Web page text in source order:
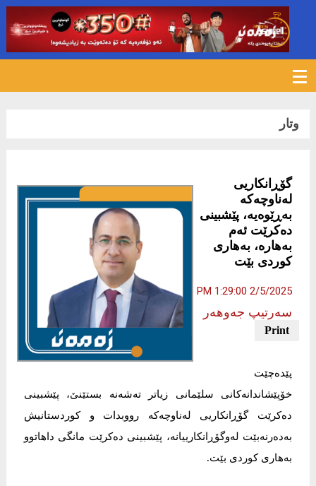
وتار
گۆڕانكاریی
لەناوچەكە
بەڕێوەیە، پێشبینی
دەكرێت ئەم
بەهارە، بەهاری
كوردی بێت
2/5/2025 1:29:00 PM
سه‌رتیپ جه‌وهه‌ر
پێدەچێت
خۆپێشاندانەكانی سلێمانی زیاتر تەشەنە بستێنێ، پێشبینی
دەكرێت گۆڕانكاریی لەناوچەكە رووبدات و كوردستانیش
بەدەرنەبێت لەوگۆڕانكارییانە، پێشبینی دەكرێت مانگی داهاتوو
بەهاری كوردی بێت.